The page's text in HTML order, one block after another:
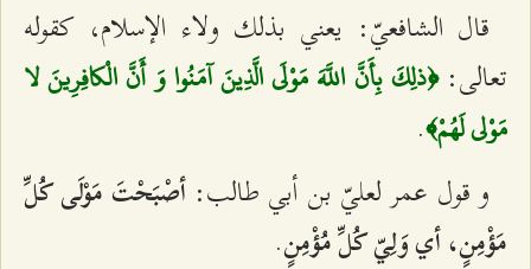
قال الشافعيّ: يعني بذلك ولاء الإسلام، كقوله
تعالى: ﴿ذلِكَ بِأَنَّ اللَّهَ مَوْلَى الَّذِينَ آمَنُوا وَ أَنَّ الْكافِرِينَ لا
مَوْلى‌ لَهُمْ‌﴾.
و قول عمر لعليّ بن أبي طالب:أصْبَحْتَ مَوْلَى كُلِّ
مَؤْمِنٍ‌، أي‌ وَلِيّ كُلِّ مُؤْمِنٍ.